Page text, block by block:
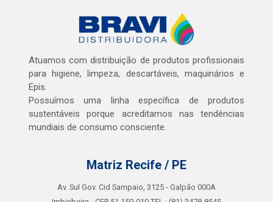
Atuamos com distribuição de produtos profissionais
para higiene, limpeza, descartáveis, maquinários e
Epis.
Possuímos uma linha específica de produtos
sustentáveis porque acreditamos nas tendências
mundiais de consumo consciente.
Matriz Recife / PE
Av. Sul Gov. Cid Sampaio, 3125 - Galpão 000A